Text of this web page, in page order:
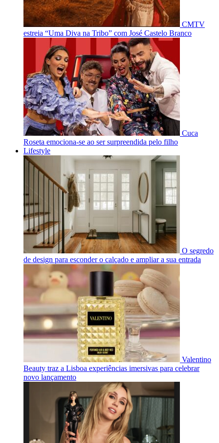
CMTV
estreia “Uma Diva na Tribo” com José Castelo Branco
Cuca
Roseta emociona-se ao ser surpreendida pelo filho
Lifestyle
O segredo
de design para esconder o calçado e ampliar a sua entrada
Valentino
Beauty traz a Lisboa experiências imersivas para celebrar
novo lançamento